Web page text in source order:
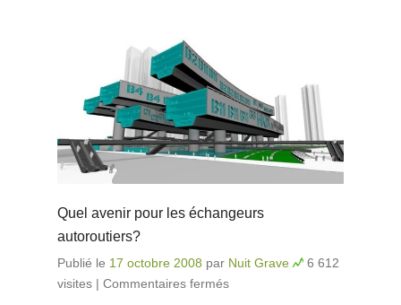
Quel avenir pour les échangeurs
autoroutiers?
Publié le 17 octobre 2008 par Nuit Grave
6 612
visites | Commentaires fermés